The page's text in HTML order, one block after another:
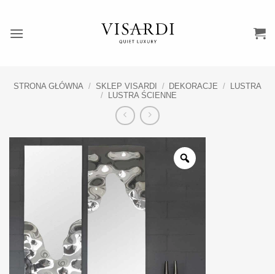
zawartości
STRONA GŁÓWNA / SKLEP VISARDI / DEKORACJE /
LUSTRA
/
LUSTRA ŚCIENNE